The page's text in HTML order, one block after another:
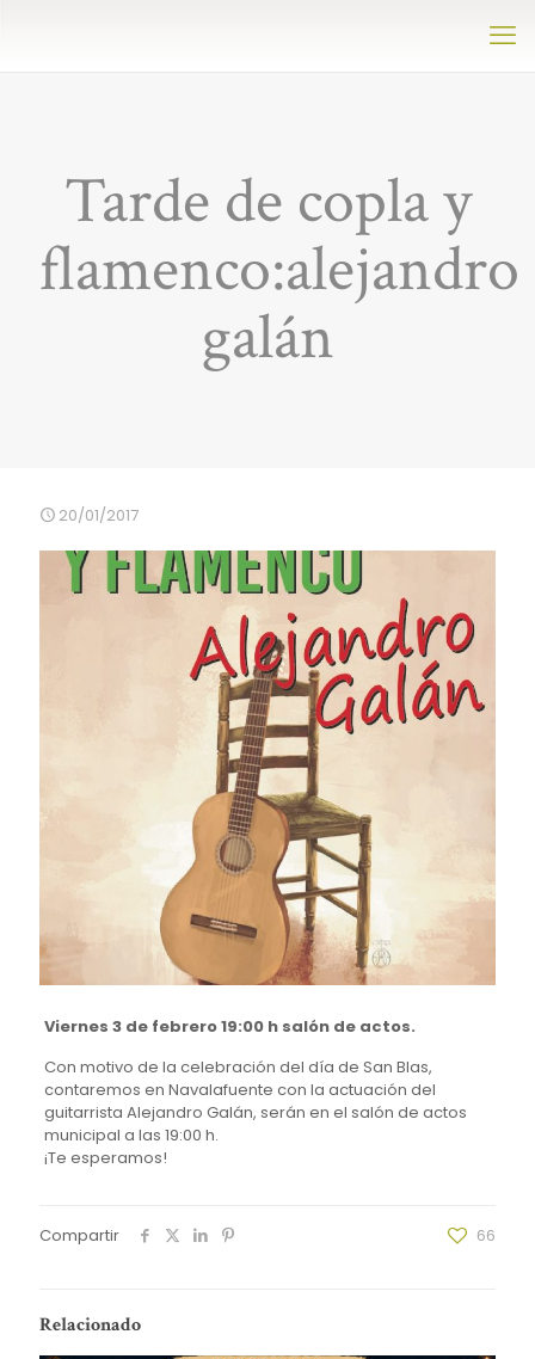
Tarde de copla y
flamenco:alejandro
galán
20/01/2017
Viernes 3 de febrero 19:00 h salón de actos.
Con motivo de la celebración del día de San Blas,
contaremos en Navalafuente con la actuación del
guitarrista Alejandro Galán, serán en el salón de actos
municipal a las 19:00 h.
¡Te esperamos!
Compartir 66
Relacionado